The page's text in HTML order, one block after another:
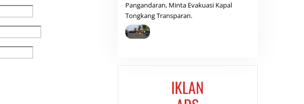
Pangandaran, Minta Evakuasi Kapal
Tongkang Transparan.
IKLAN